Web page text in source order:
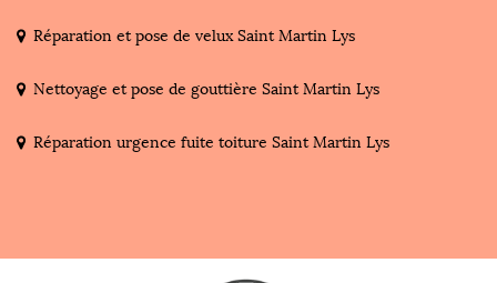
Réparation et pose de velux Saint Martin Lys
Nettoyage et pose de gouttière Saint Martin Lys
Réparation urgence fuite toiture Saint Martin Lys